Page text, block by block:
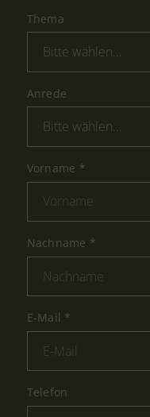
Thema
Anrede
Vorname *
Nachname *
E-Mail *
Telefon